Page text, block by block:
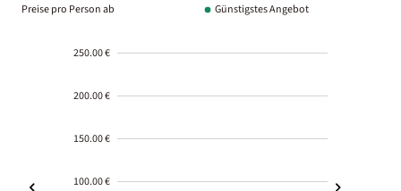
Preise pro Person ab Günstigstes Angebot
250.00 €
200.00 €
150.00 €
100.00 €